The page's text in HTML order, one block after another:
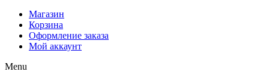
Магазин
Корзина
Оформление заказа
Мой аккаунт
Menu